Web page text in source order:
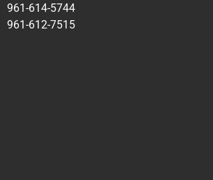
961-614-5744
961-612-7515